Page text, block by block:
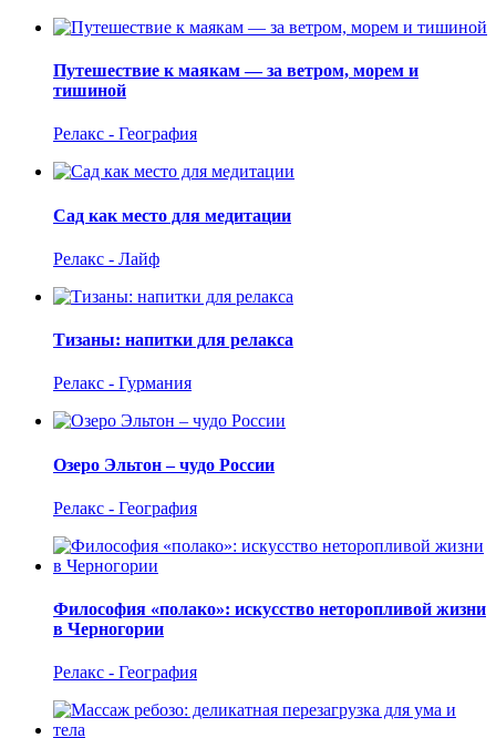
Путешествие к маякам — за ветром, морем и
тишиной
Релакс - География
Сад как место для медитации
Релакс - Лайф
Тизаны: напитки для релакса
Релакс - Гурмания
Озеро Эльтон – чудо России
Релакс - География
Философия «полако»: искусство неторопливой жизни
в Черногории
Релакс - География